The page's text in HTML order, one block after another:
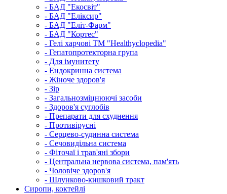
- БАД "Екосвіт"
- БАД "Еліксир"
- БАД "Еліт-Фарм"
- БАД "Кортес"
- Гелі харчові ТМ "Healthyclopedia"
- Гепатопротекторна група
- Для імунитету
- Ендокринна система
- Жіноче здоров'я
- Зір
- Загальнозміцнюючі засоби
- Здоров'я суглобів
- Препарати для схуднення
- Противірусні
- Серцево-судинна система
- Сечовидільна система
- Фіточаї і трав'яні збори
- Центральна нервова система, пам'ять
- Чоловіче здоров'я
- Шлунково-кишковий тракт
Сиропи, коктейлі